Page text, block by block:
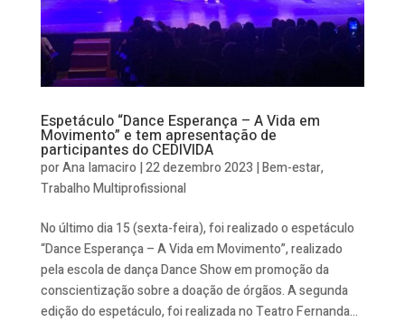
Espetáculo “Dance Esperança – A Vida em
Movimento” e tem apresentação de
participantes do CEDIVIDA
porAna Iamaciro |22 dezembro 2023 |Bem-estar,
Trabalho Multiprofissional
No último dia 15 (sexta-feira), foi realizado o espetáculo
“Dance Esperança – A Vida em Movimento”, realizado
pela escola de dança Dance Show em promoção da
conscientização sobre a doação de órgãos. A segunda
edição do espetáculo, foi realizada no Teatro Fernanda...